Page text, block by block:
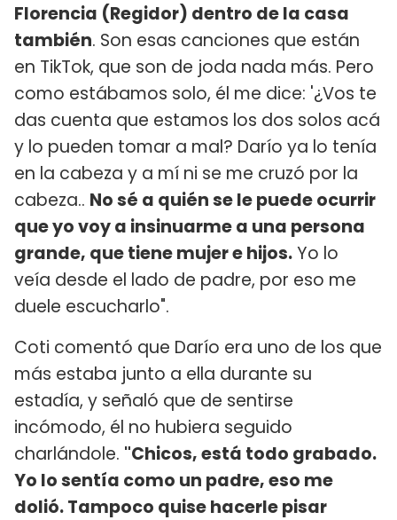
Florencia (Regidor) dentro de la casa
también. Son esas canciones que están
en TikTok, que son de joda nada más. Pero
como estábamos solo, él me dice: '¿Vos te
das cuenta que estamos los dos solos acá
y lo pueden tomar a mal? Darío ya lo tenía
en la cabeza y a mí ni se me cruzó por la
cabeza.. No sé a quién se le puede ocurrir
que yo voy a insinuarme a una persona
grande, que tiene mujer e hijos.Yo lo
veía desde el lado de padre, por eso me
duele escucharlo".
Coti comentó que Darío era uno de los que
más estaba junto a ella durante su
estadía, y señaló que de sentirse
incómodo, él no hubiera seguido
charlándole. "Chicos, está todo grabado.
Yo lo sentía como un padre, eso me
dolió. Tampoco quise hacerle pisar